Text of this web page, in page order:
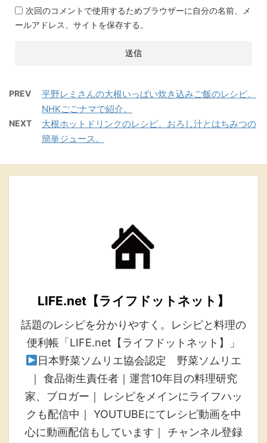
次回のコメントで使用するためブラウザーに自分の名前、メ
ールアドレス、サイトを保存する。
PREV
平野レミさんの大根いっぱい炊き込みご飯のレシピ。
NHKごごナマで紹介。
NEXT
大根ホットドリンクのレシピ。おろし汁とはちみつの
簡単ジュース。
LIFE.net【ライフドットネット】
話題のレシピを分かりやすく。レシピと料理の
便利帳「LIFE.net【ライフドットネット】」
日本野菜ソムリエ協会認定 野菜ソムリエ
｜ 食品衛生責任者｜運営10年目の料理研究
家、ブロガー｜ レシピをメインにライフハッ
クも配信中｜ YOUTUBEにてレシピ動画を中
心に動画配信もしています｜ チャンネル登録